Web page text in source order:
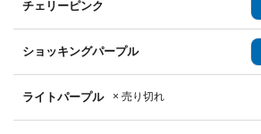
チェリーピンク
ショッキングパープル
ライトパープル × 売り切れ